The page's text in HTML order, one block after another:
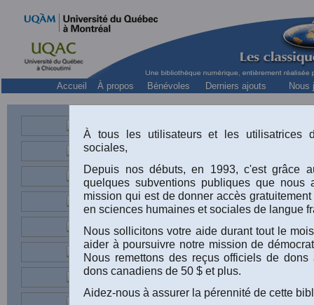
Accueil À propos Bénévoles Derniers ajouts Nous
À tous les utilisateurs et les utilisatrices
sociales,
Depuis nos débuts, en 1993, c'est grâce
quelques subventions publiques que
mission qui est de donner accès
en sciences humaines et sociales de langue
Nous sollicitons votre aide durant tout le
aider à poursuivre notre mission de
Nous remettons des reçus officiels de
dons canadiens de 50 $ et plus.
Aidez-nous à assurer la pérennité de cette